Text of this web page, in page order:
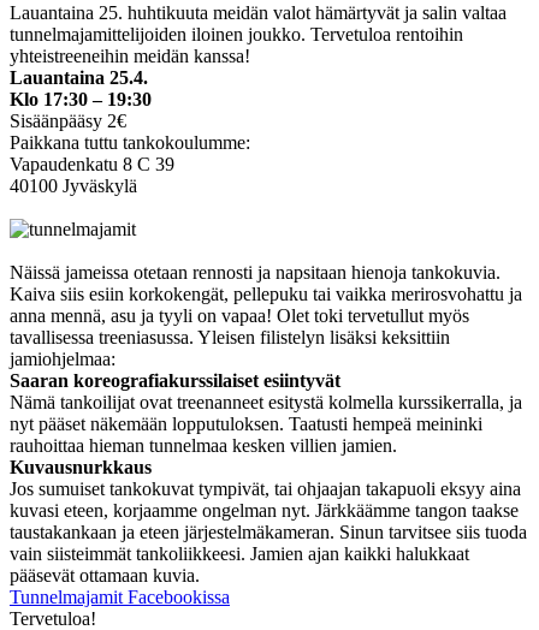
Lauantaina 25. huhtikuuta meidän valot hämärtyvät ja salin valtaa
tunnelmajamittelijoiden iloinen joukko. Tervetuloa rentoihin
yhteistreeneihin meidän kanssa!
Lauantaina 25.4.
Klo 17:30 – 19:30
Sisäänpääsy 2€
Paikkana tuttu tankokoulumme:
Vapaudenkatu 8 C 39
40100 Jyväskylä
Näissä jameissa otetaan rennosti ja napsitaan hienoja tankokuvia.
Kaiva siis esiin korkokengät, pellepuku tai vaikka merirosvohattu ja
anna mennä, asu ja tyyli on vapaa! Olet toki tervetullut myös
tavallisessa treeniasussa. Yleisen filistelyn lisäksi keksittiin
jamiohjelmaa:
Saaran koreografiakurssilaiset esiintyvät
Nämä tankoilijat ovat treenanneet esitystä kolmella kurssikerralla, ja
nyt pääset näkemään lopputuloksen. Taatusti hempeä meininki
rauhoittaa hieman tunnelmaa kesken villien jamien.
Kuvausnurkkaus
Jos sumuiset tankokuvat tympivät, tai ohjaajan takapuoli eksyy aina
kuvasi eteen, korjaamme ongelman nyt. Järkkäämme tangon taakse
taustakankaan ja eteen järjestelmäkameran. Sinun tarvitsee siis tuoda
vain siisteimmät tankoliikkeesi. Jamien ajan kaikki halukkaat
pääsevät ottamaan kuvia.
Tunnelmajamit Facebookissa
Tervetuloa!